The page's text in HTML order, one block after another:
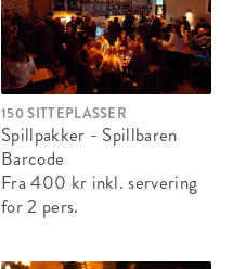
150 SITTEPLASSER
Spillpakker - Spillbaren
Barcode
Fra 400 kr inkl. servering
for 2 pers.